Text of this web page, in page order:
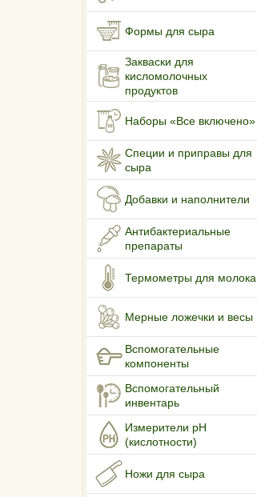
Формы для сыра
Закваски для
кисломолочных
продуктов
Наборы «Все включено»
Специи и приправы для
сыра
Добавки и наполнители
Антибактериальные
препараты
Термометры для молока
Мерные ложечки и весы
Вспомогательные
компоненты
Вспомогательный
инвентарь
Измерители pH
(кислотности)
Ножи для сыра